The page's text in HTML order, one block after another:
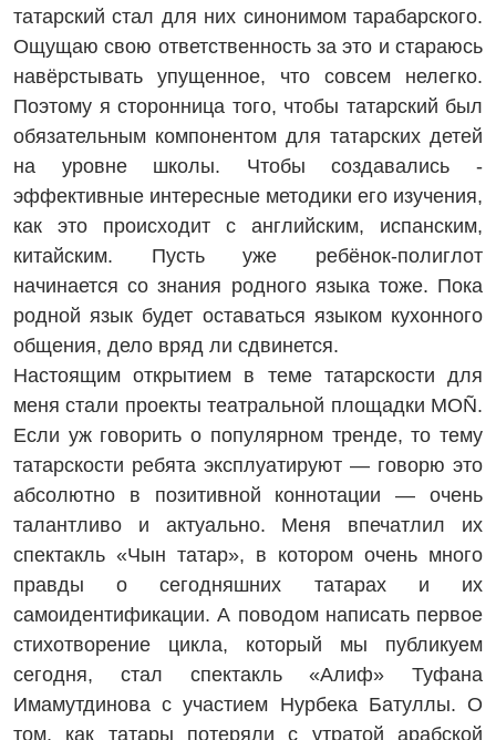
татарский стал для них синонимом тарабарского.
Ощущаю свою ответственность за это и стараюсь
навёрстывать упущенное, что совсем нелегко.
Поэтому я сторонница того, чтобы татарский был
обязательным компонентом для татарских детей
на уровне школы. Чтобы создавались ­
эффективные интересные методики его изучения,
как это происходит с английским, испанским,
китайским. Пусть уже ребёнок‑полиглот
начинается со знания родного языка тоже. Пока
родной язык будет оставаться языком кухонного
общения, дело вряд ли сдвинется.
Настоящим открытием в теме татарскости для
меня стали проекты театральной площадки MOÑ.
Если уж говорить о популярном тренде, то тему
татарскости ребята эксплуатируют — говорю это
абсолютно в позитивной коннотации — очень
талантливо и актуально. Меня впечатлил их
спектакль «Чын татар», в котором очень много
правды о сегодняшних татарах и их
самоидентификации. А поводом написать первое
стихотворение цикла, который мы публикуем
сегодня, стал спектакль «Алиф» Туфана
Имамутдинова с участием Нурбека Батуллы. О
том, как татары потеряли с утратой арабской